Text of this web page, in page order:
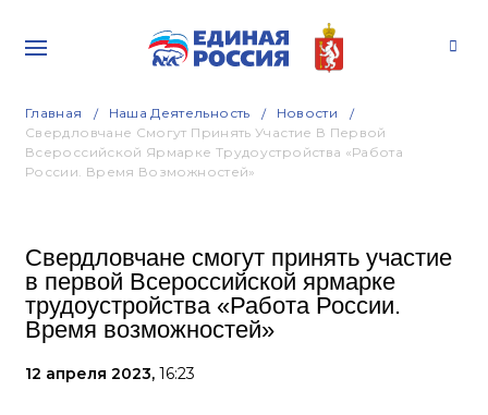
Главная Наша Деятельность
Новости
Свердловчане Смогут Принять Участие В Первой
Всероссийской Ярмарке Трудоустройства «Работа
России. Время Возможностей»
Свердловчане смогут принять участие
в первой Всероссийской ярмарке
трудоустройства «Работа России.
Время возможностей»
12 апреля 2023, 16:23